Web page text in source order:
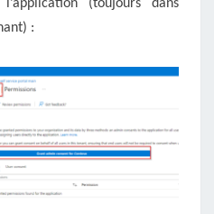
(toujours dans
: